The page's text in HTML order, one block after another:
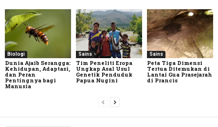
Biologi
Dunia Ajaib Serangga:
Kehidupan, Adaptasi,
dan Peran
Pentingnya bagi
Manusia
Sains
Tim Peneliti Eropa
Ungkap Asal Usul
Genetik Penduduk
Papua Nugini
Sains
Peta Tiga Dimensi
Tertua Ditemukan di
Lantai Gua Prasejarah
di Prancis